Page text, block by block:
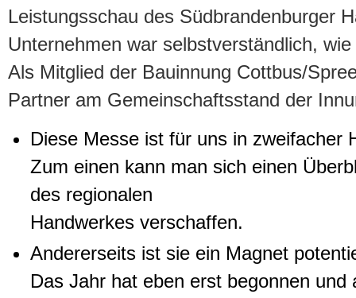
Leistungsschau des Südbrandenburger
Unternehmen war selbstverständlich,
Als Mitglied der Bauinnung Cottbus/
Partner am Gemeinschaftsstand der
Diese Messe ist für uns in zweifacher
Zum einen kann man sich einen
des regionalen
Handwerkes verschaffen.
Andererseits ist sie ein Magnet
Das Jahr hat eben erst begonnen und